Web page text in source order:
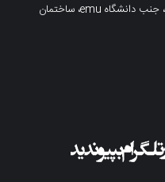
قبرس شمالی، فاماگوستا، خیابان سالامیس، جنب دانشگاه emu، ساختمان